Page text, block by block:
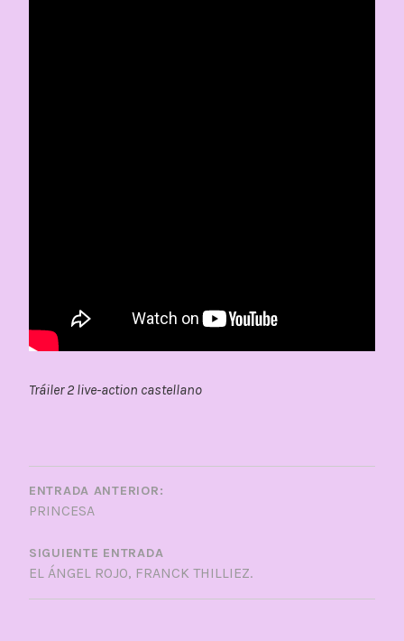
Tráiler 2 live-action castellano
NAVEGACIÓN
DE
ENTRADAS
ENTRADA ANTERIOR:
PRINCESA
SIGUIENTE ENTRADA
EL ÁNGEL ROJO, FRANCK THILLIEZ.